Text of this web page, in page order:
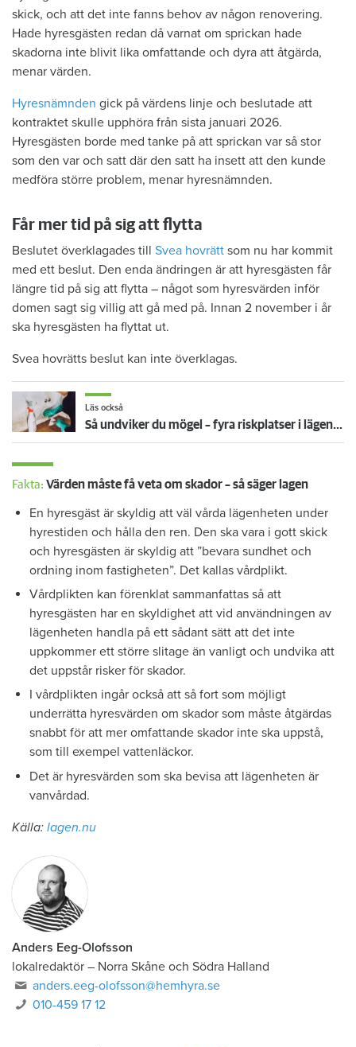
skick, och att det inte fanns behov av någon renovering.
Hade hyresgästen redan då varnat om sprickan hade
skadorna inte blivit lika omfattande och dyra att åtgärda,
menar värden.
Hyresnämnden gick på värdens linje och beslutade att
kontraktet skulle upphöra från sista januari 2026.
Hyresgästen borde med tanke på att sprickan var så stor
som den var och satt där den satt ha insett att den kunde
medföra större problem, menar hyresnämnden.
Får mer tid på sig att flytta
Beslutet överklagades till Svea hovrätt som nu har kommit
med ett beslut. Den enda ändringen är att hyresgästen får
längre tid på sig att flytta – något som hyresvärden inför
domen sagt sig villig att gå med på. Innan 2 november i år
ska hyresgästen ha flyttat ut.
Svea hovrätts beslut kan inte överklagas.
Läs också
Så undviker du mögel – fyra riskplatser i lägenheten: ”Måste städa bort”
Fakta: Värden måste få veta om skador – så säger lagen
En hyresgäst är skyldig att väl vårda lägenheten under
hyrestiden och hålla den ren. Den ska vara i gott skick
och hyresgästen är skyldig att ”bevara sundhet och
ordning inom fastigheten”. Det kallas vårdplikt.
Vårdplikten kan förenklat sammanfattas så att
hyresgästen har en skyldighet att vid användningen av
lägenheten handla på ett sådant sätt att det inte
uppkommer ett större slitage än vanligt och undvika att
det uppstår risker för skador.
I vårdplikten ingår också att så fort som möjligt
underrätta hyresvärden om skador som måste åtgärdas
snabbt för att mer omfattande skador inte ska uppstå,
som till exempel vattenläckor.
Det är hyresvärden som ska bevisa att lägenheten är
vanvårdad.
Källa: lagen.nu
Anders Eeg-Olofsson
lokalredaktör – Norra Skåne och Södra Halland
anders.eeg-olofsson@hemhyra.se
010-459 17 12